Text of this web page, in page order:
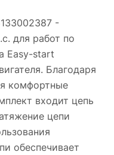
-
для работ по
Easy-start
Благодаря
комфортные
входит цепь
цепи
обеспечивает